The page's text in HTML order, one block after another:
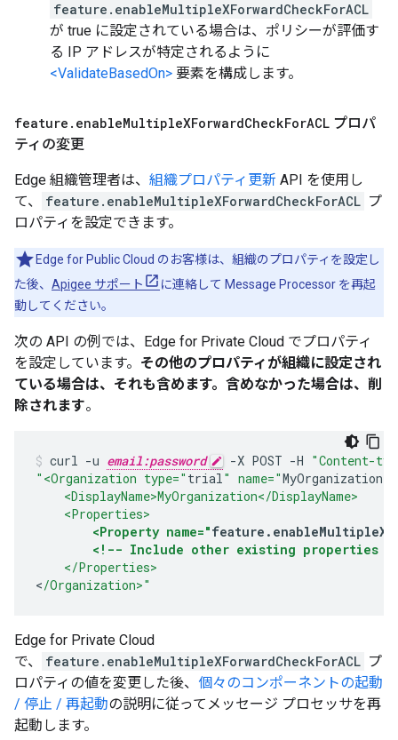
feature.enableMultipleXForwardCheckForACL
が true に設定されている場合は、ポリシーが評価す
る IP アドレスが特定されるように
<ValidateBasedOn> 要素を構成します。
feature . enableMultipleXForwardCheckForACL プロパ
ティの変更
Edge 組織管理者は、 組織プロパティ更新 API を使用し
て、
feature.enableMultipleXForwardCheckForACL プ
ロパティを設定できます。
Edge for Public Cloud のお客様は、組織のプロパティを設定し
た後、 Apigee サポート
に連絡して Message Processor を再起
動してください。
次の API の例では、Edge for Private Cloud でプロパティ
を設定しています。 その他のプロパティが組織に設定され
ている場合は、それも含めます。含めなかった場合は、削
除されます。
curl -u email:password -X POST -H "Content-
"<Organization type=" trial" name="MyOrganization
    <DisplayName>MyOrganization</DisplayName>
    <Properties>
<Property name="feature .
<!-- Include other existing properties
    </Properties>
</Organization>"
Edge for Private Cloud
で、
feature.enableMultipleXForwardCheckForACL プ
ロパティの値を変更した後、 個々のコンポーネントの起動
/ 停止 / 再起動の説明に従ってメッセージ プロセッサを再
起動します。